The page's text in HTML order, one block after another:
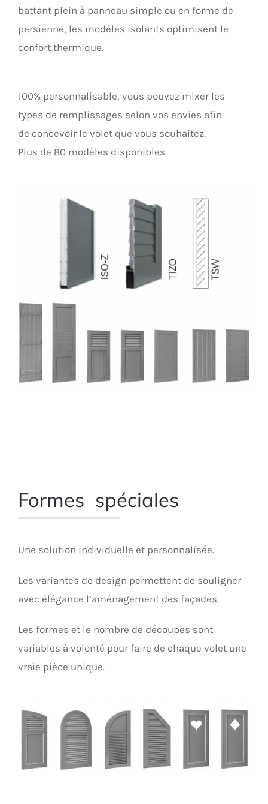
battant plein à panneau simple ou en forme de
persienne, les modèles isolants optimisent le
confort thermique.
100% personnalisable, vous pouvez mixer les
types de remplissages selon vos envies afin
de concevoir le volet que vous souhaitez.
Plus de 80 modèles disponibles.
Formes spéciales
Une solution individuelle et personnalisée.
Les variantes de design permettent de souligner
avec élégance l’aménagement des façades.
Les formes et le nombre de découpes sont
variables à volonté pour faire de chaque volet une
vraie pièce unique.